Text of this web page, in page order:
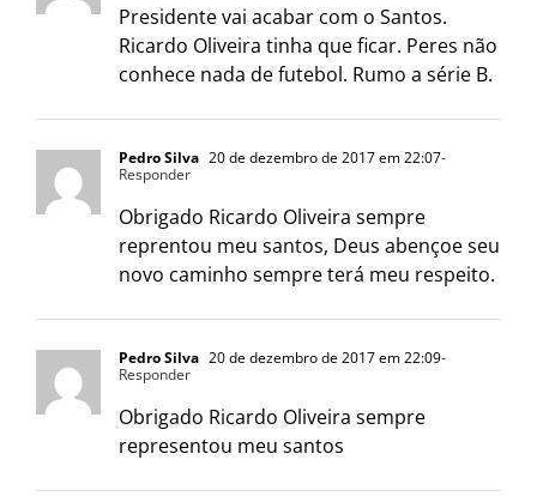
Presidente vai acabar com o Santos.
Ricardo Oliveira tinha que ficar. Peres não
conhece nada de futebol. Rumo a série B.
Pedro Silva 20 de dezembro de 2017 em 22:07-
Responder
Obrigado Ricardo Oliveira sempre
reprentou meu santos, Deus abençoe seu
novo caminho sempre terá meu respeito.
Pedro Silva 20 de dezembro de 2017 em 22:09-
Responder
Obrigado Ricardo Oliveira sempre
representou meu santos